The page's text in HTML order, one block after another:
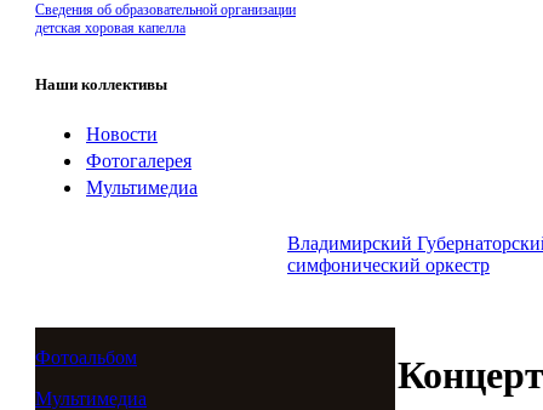
Сведения об образовательной организации
детская хоровая капелла
Наши коллективы
Новости
Фотогалерея
Мультимедиа
Владимирский
симфонический оркестр
Фотоальбом
Мультимедиа